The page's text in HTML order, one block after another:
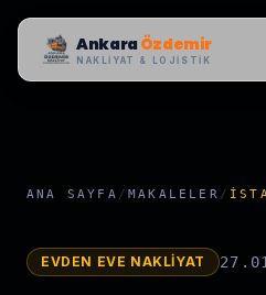
AnkaraÖzdemir
NAKLIYAT & LOJISTIK
ANA SAYFA /MAKALELER /
EVDEN EVE NAKLIYAT